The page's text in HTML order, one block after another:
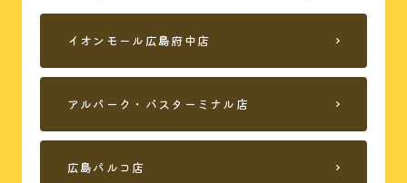
来店予約
イオンモール広島府中店
アルパーク・バスターミナル店
広島パルコ店